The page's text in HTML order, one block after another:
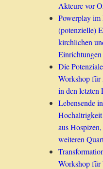
Akteure vor
Powerplay im
(potenzielle)
kirchlichen
Einrichtungen
Die
Workshop für
in den letzten
Lebensende
aus
weiteren
Workshop für